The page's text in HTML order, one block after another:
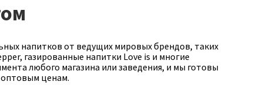
напитков от ведущих мировых брендов, таких
газированные напитки Love is и многие
любого магазина или заведения, и мы готовы
ценам.